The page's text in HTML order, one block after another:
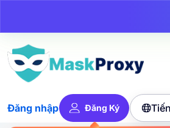
Đăng nhập Đăng Ký